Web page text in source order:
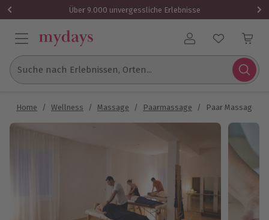
Über 9.000 unvergessliche Erlebnisse
Benutzerkonto
Suche nach Erlebnissen, Orten...
Home / Wellness / Massage / Paarmassage / Paar